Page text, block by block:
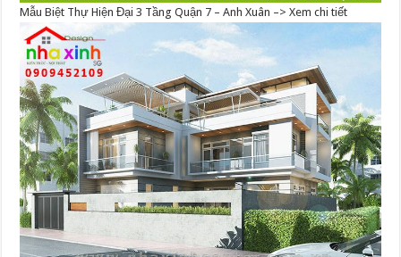
Mẫu Biệt Thự Hiện Đại 3 Tầng Quận 7 – Anh Xuân –> Xem chi tiết